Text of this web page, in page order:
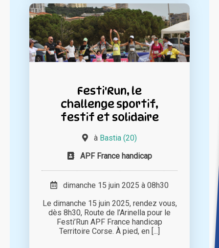
Festi'Run, le
challenge sportif,
festif et solidaire
à Bastia (20)
APF France handicap
dimanche 15 juin 2025 à 08h30
Le dimanche 15 juin 2025, rendez vous,
dès 8h30, Route de l’Arinella pour le
Festi’Run APF France handicap
Territoire Corse. À pied, en [...]